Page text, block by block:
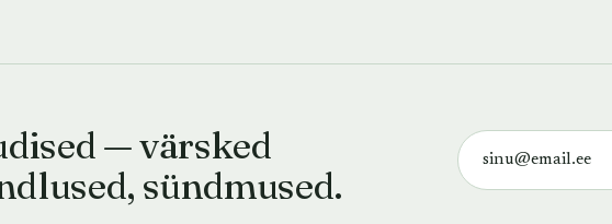
— värsked
sündmused.